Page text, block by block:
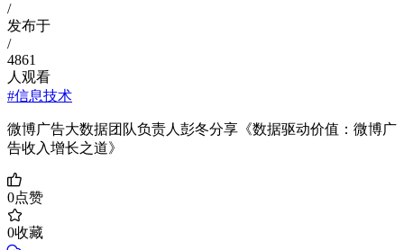
/
发布于
/
4861
人观看
#信息技术
微博广告大数据团队负责人彭冬分享《数据驱动价值：微博广
告收入增长之道》
0点赞
0收藏